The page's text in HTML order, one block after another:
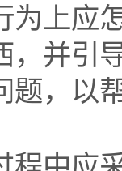
为上应
，并引
题，以